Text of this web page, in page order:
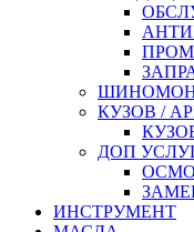
КУЗОВ /
ДОП
ИНСТРУМЕНТ